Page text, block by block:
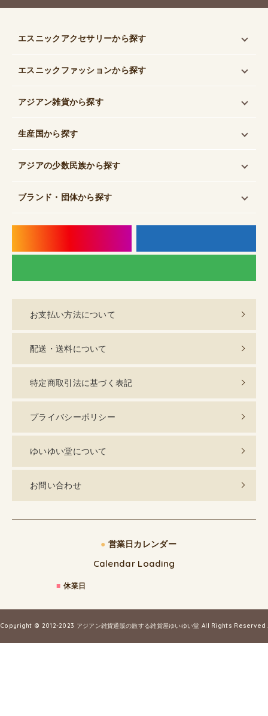
エスニックアクセサリーから探す
エスニックファッションから探す
アジアン雑貨から探す
生産国から探す
アジアの少数民族から探す
ブランド・団体から探す
お支払い方法について
配送・送料について
特定商取引法に基づく表記
プライバシーポリシー
ゆいゆい堂について
お問い合わせ
● 営業日カレンダー
Calendar Loading
■ 休業日
Copyright © 2012-2023 アジアン雑貨通販の旅する雑貨屋ゆいゆい堂 All Rights Reserved.